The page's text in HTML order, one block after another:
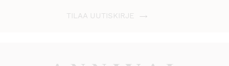
TILAA UUTISKIRJE